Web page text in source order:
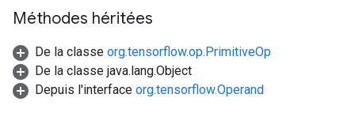
Méthodes héritées
De la classe org.tensorflow.op.PrimitiveOp
De la classe java.lang.Object
Depuis l'interface org.tensorflow.Operand